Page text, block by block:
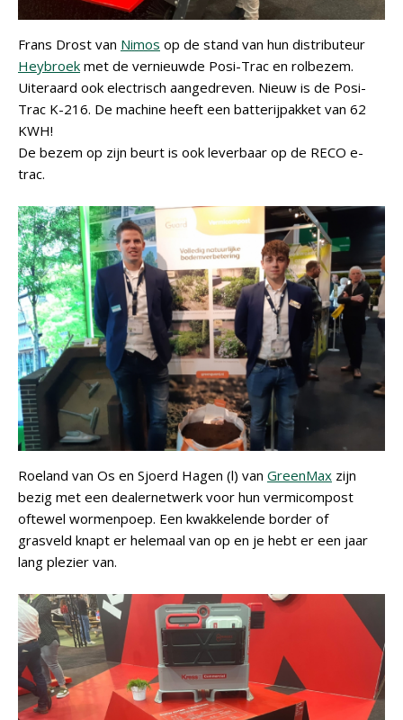
Frans Drost van Nimos op de stand van hun distributeur
Heybroek met de vernieuwde Posi-Trac en rolbezem.
Uiteraard ook electrisch aangedreven. Nieuw is de Posi-
Trac K-216. De machine heeft een batterijpakket van 62
KWH!
De bezem op zijn beurt is ook leverbaar op de RECO e-
trac.
Roeland van Os en Sjoerd Hagen (l) van GreenMax zijn
bezig met een dealernetwerk voor hun vermicompost
oftewel wormenpoep. Een kwakkelende border of
grasveld knapt er helemaal van op en je hebt er een jaar
lang plezier van.